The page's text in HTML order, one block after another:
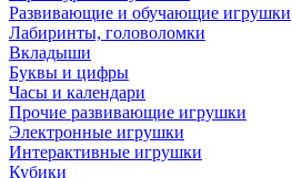
Развивающие и обучающие игрушки
Лабиринты, головоломки
Вкладыши
Буквы и цифры
Часы и календари
Прочие развивающие игрушки
Электронные игрушки
Интерактивные игрушки
Кубики